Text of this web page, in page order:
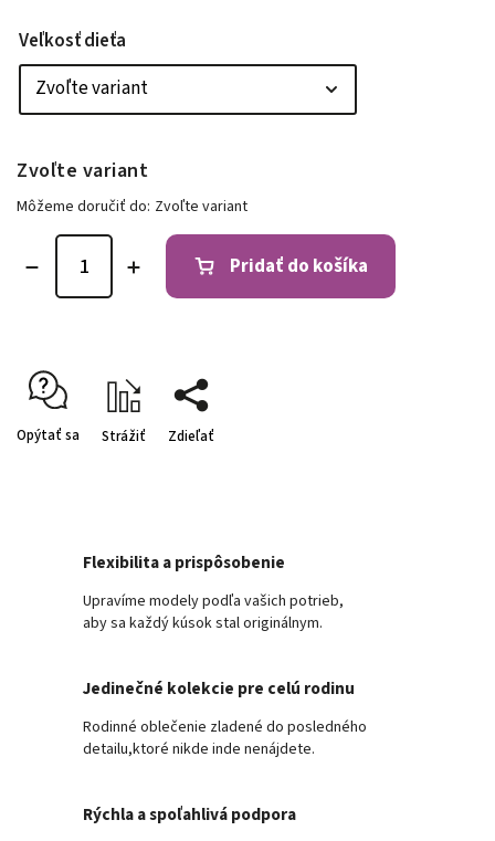
Veľkosť dieťa
Zvoľte variant
Môžeme doručiť do: Zvoľte variant
Pridať do košíka
Opýtať sa Strážiť Zdieľať
Flexibilita a prispôsobenie
Upravíme modely podľa vašich potrieb,
aby sa každý kúsok stal originálnym.
Jedinečné kolekcie pre celú rodinu
Rodinné oblečenie zladené do posledného
detailu,ktoré nikde inde nenájdete.
Rýchla a spoľahlivá podpora